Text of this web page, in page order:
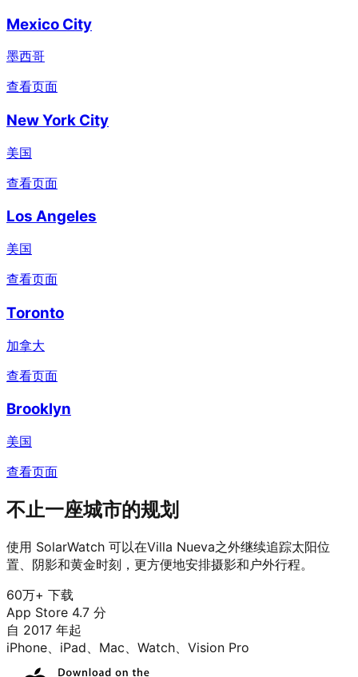
Mexico City
墨西哥
查看页面
New York City
美国
查看页面
Los Angeles
美国
查看页面
Toronto
加拿大
查看页面
Brooklyn
美国
查看页面
不止一座城市的规划
使用 SolarWatch 可以在Villa Nueva之外继续追踪太阳位
置、阴影和黄金时刻，更方便地安排摄影和户外行程。
60万+ 下载
App Store 4.7 分
自 2017 年起
iPhone、iPad、Mac、Watch、Vision Pro